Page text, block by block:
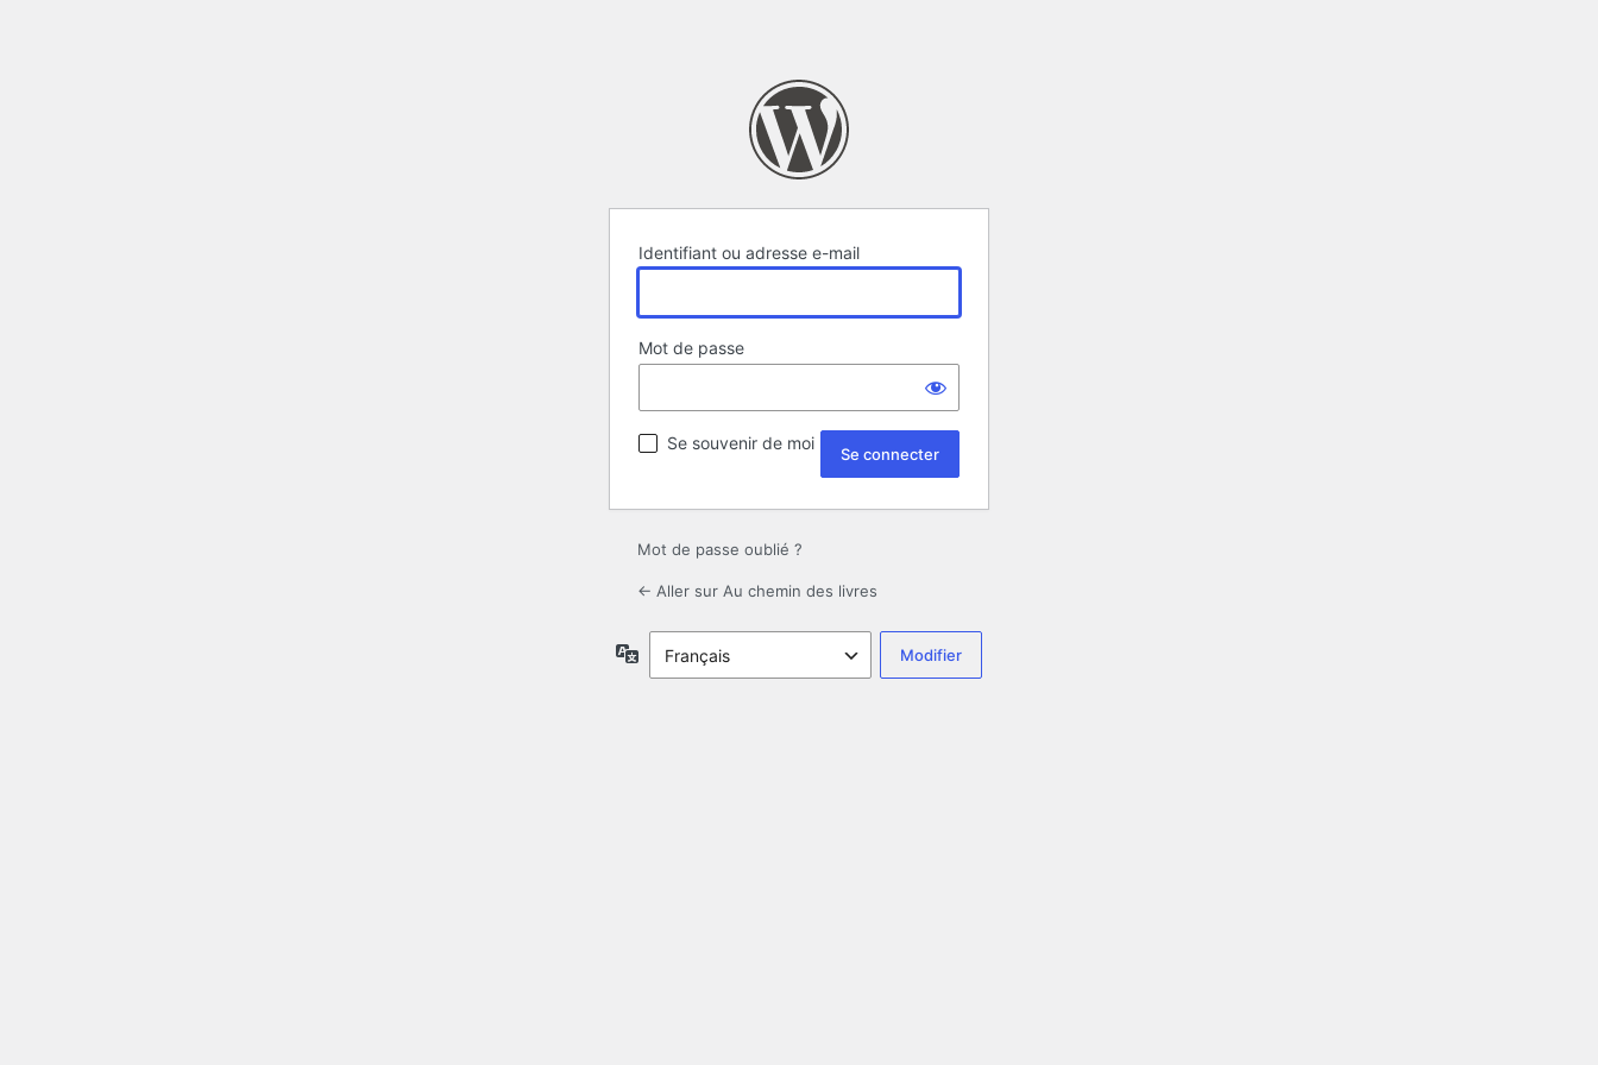
Identifiant ou adresse e-mail
Mot de passe
Se souvenir de moi
Mot de passe oublié ?
← Aller sur Au chemin des livres
Langue